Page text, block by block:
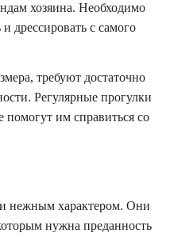
хозяина. Необходимо
дрессировать с самого
требуют достаточно
Регулярные прогулки
помогут им справиться со
нежным характером. Они
нужна преданность